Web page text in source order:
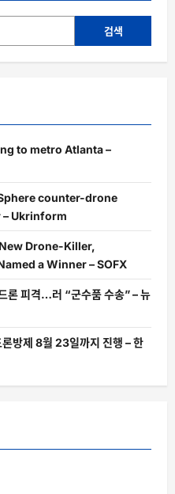
검색
to metro Atlanta –
counter-drone
– Ukrinform
Drone-Killer,
a Winner – SOFX
론 피격…러 “군수품 수송” – 뉴
방제 8월 23일까지 진행 – 한